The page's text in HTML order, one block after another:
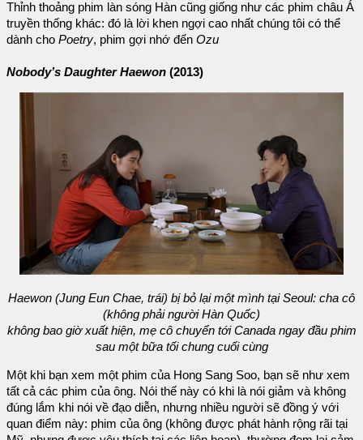
Thỉnh thoảng phim làn sóng Hàn cũng giống như các phim châu Á
truyền thống khác: đó là lời khen ngợi cao nhất chúng tôi có thể
dành cho Poetry, phim gợi nhớ đến Ozu
Nobody’s Daughter Haewon (2013)
Haewon (Jung Eun Chae, trái) bị bỏ lại một mình tại Seoul: cha cô
(không phải người Hàn Quốc)
không bao giờ xuất hiện, mẹ cô chuyển tới Canada ngay đầu phim
sau một bữa tối chung cuối cùng
Một khi bạn xem một phim của Hong Sang Soo, bạn sẽ như xem
tất cả các phim của ông. Nói thế này có khi là nói giảm và không
đúng lắm khi nói về đạo diễn, nhưng nhiều người sẽ đồng ý với
quan điểm này: phim của ông (không được phát hành rộng rãi tại